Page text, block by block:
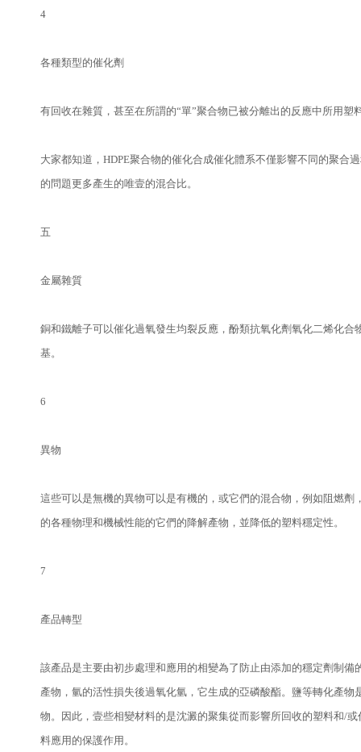
4
各種類型的催化劑
有回收在雜質，甚至在所謂的“單”聚合物已被分離出的反應中所用
大家都知道，HDPE聚合物的催化合成催化體系不僅影響不同的聚
的問題更多產生的唯壹的混合比。
五
金屬雜質
銅和鐵離子可以催化過氧發生均裂反應，酚類抗氧化劑氧化二烯化
基。
6
異物
這些可以是無機的異物可以是有機的，或它們的混合物，例如阻燃
的各種物理和機械性能的它們的降解產物，並降低的塑料穩定性。
7
產品轉型
該產品是主要由初步處理和應用的相變為了防止由添加的穩定劑制
產物，氫的活性損失後過氧化氫，它生成的亞磷酸酯。鹽等轉化產
物。因此，壹些相變材料的是沈澱的聚集從而影響所回收的塑料和/
料應用的保護作用。